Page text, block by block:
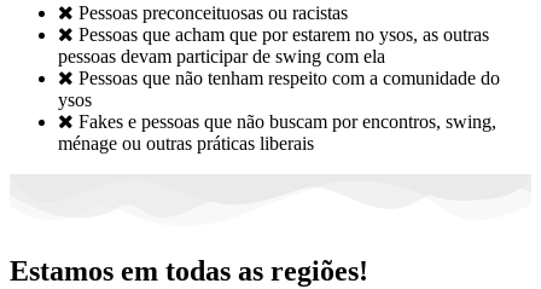
 Pessoas preconceituosas ou racistas
 Pessoas que acham que por estarem no ysos, as outras
pessoas devam participar de swing com ela
 Pessoas que não tenham respeito com a comunidade do
ysos
 Fakes e pessoas que não buscam por encontros, swing,
ménage ou outras práticas liberais
Estamos em todas as regiões!